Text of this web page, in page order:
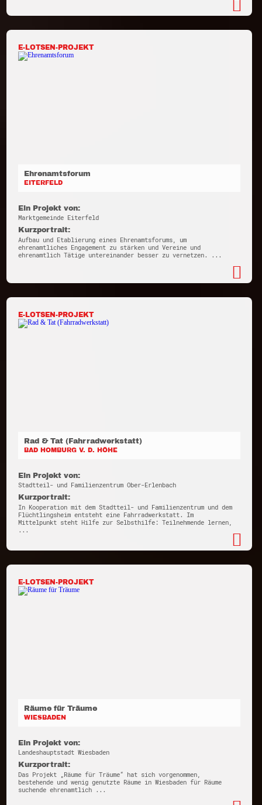
E-LOTSEN-PROJEKT
Ehrenamtsforum
EITERFELD
Ein Projekt von:
Marktgemeinde Eiterfeld
Kurzportrait:
Aufbau und Etablierung eines Ehrenamtsforums, um
ehrenamtliches Engagement zu stärken und Vereine und
ehrenamtlich Tätige untereinander besser zu vernetzen. ...
E-LOTSEN-PROJEKT
Rad & Tat (Fahrradwerkstatt)
BAD HOMBURG V. D. HÖHE
Ein Projekt von:
Stadtteil- und Familienzentrum Ober-Erlenbach
Kurzportrait:
In Kooperation mit dem Stadtteil- und Familienzentrum und dem
Flüchtlingsheim entsteht eine Fahrradwerkstatt. Im
Mittelpunkt steht Hilfe zur Selbsthilfe: Teilnehmende lernen,
...
E-LOTSEN-PROJEKT
Räume für Träume
WIESBADEN
Ein Projekt von:
Landeshauptstadt Wiesbaden
Kurzportrait:
Das Projekt „Räume für Träume“ hat sich vorgenommen,
bestehende und wenig genutzte Räume in Wiesbaden für Räume
suchende ehrenamtlich ...